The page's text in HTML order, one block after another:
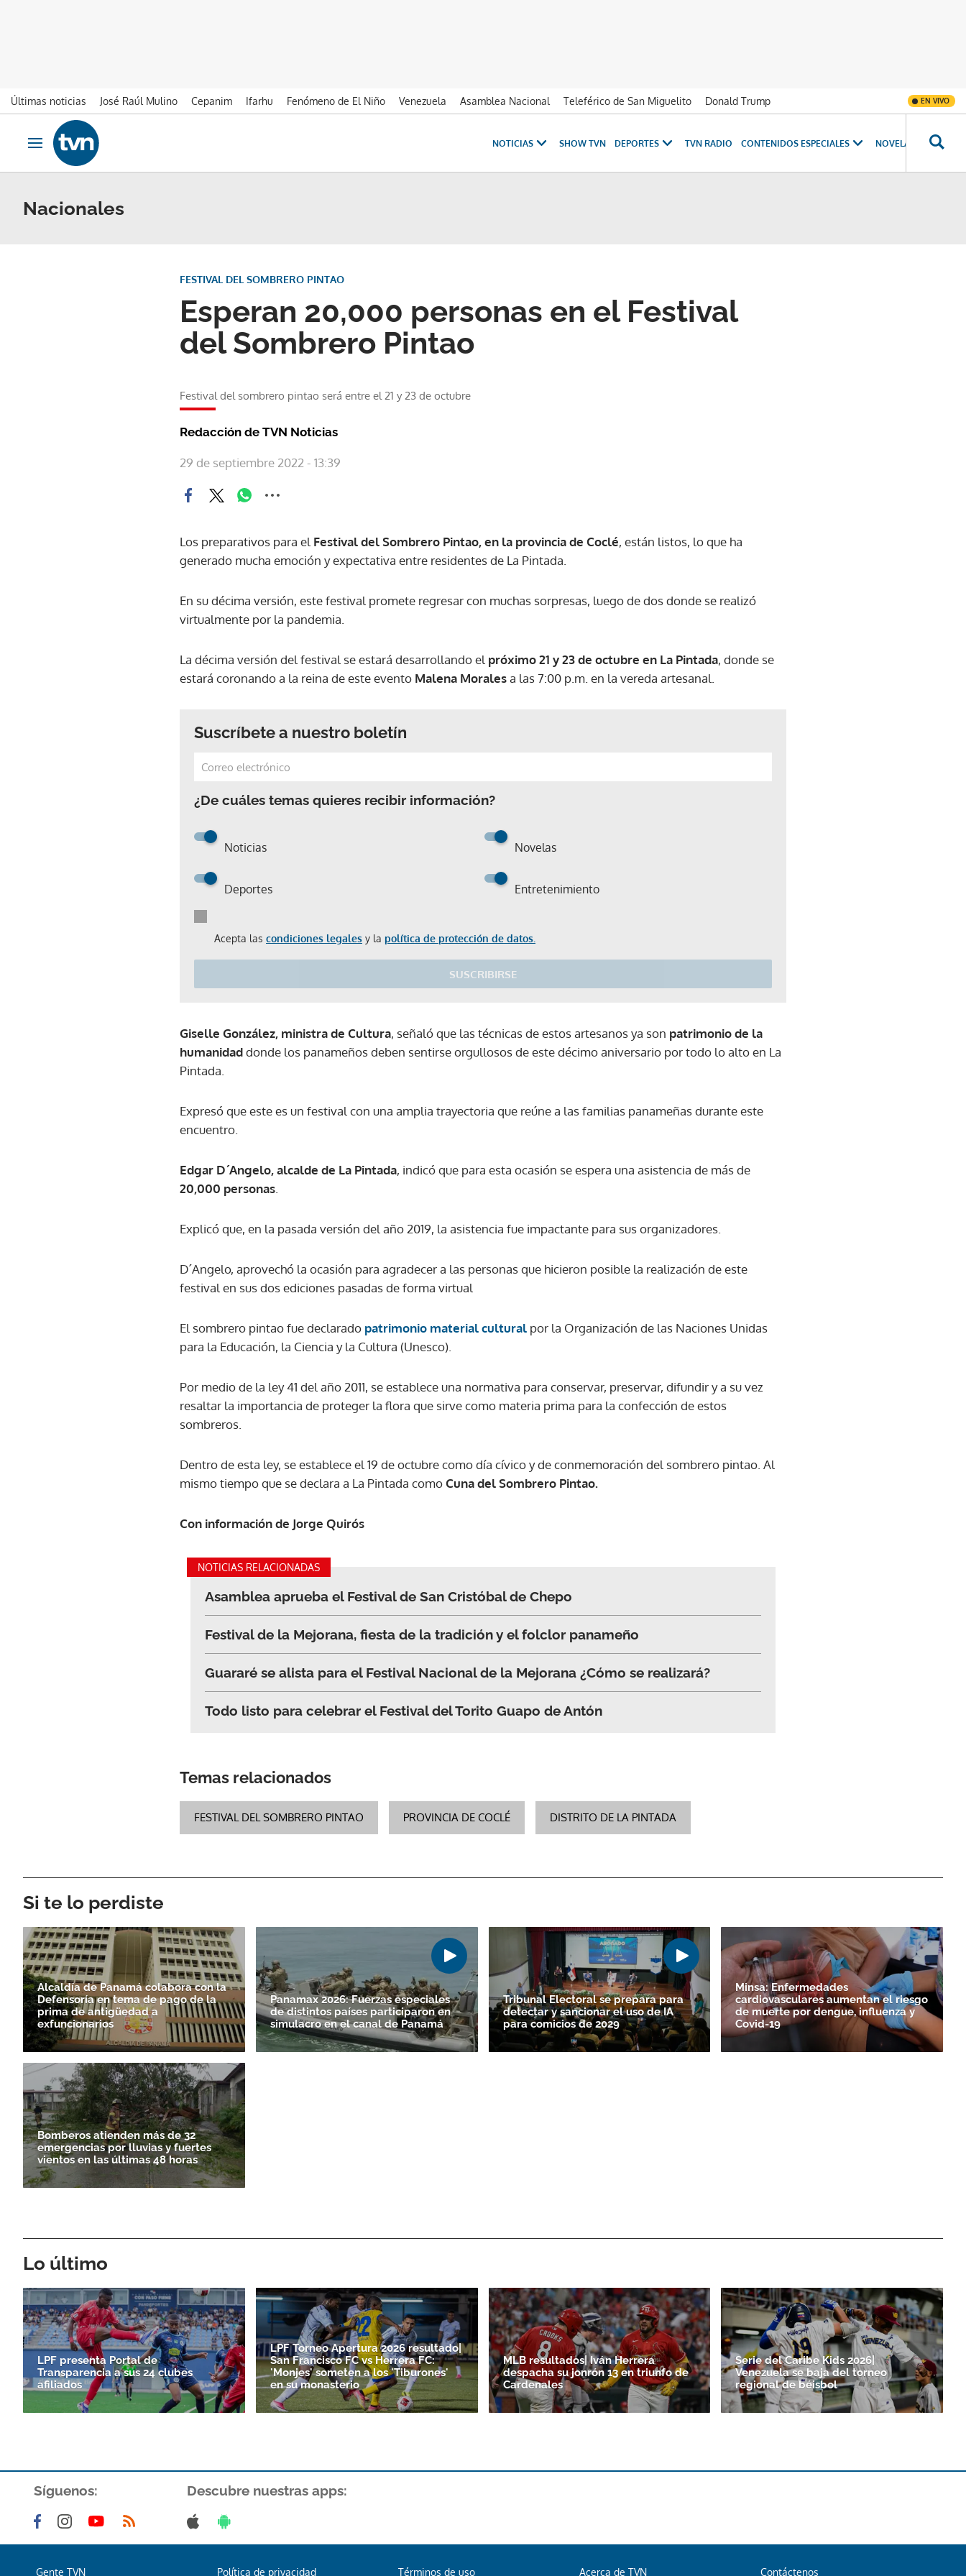
Últimas noticias José Raúl Mulino Cepanim Ifarhu Fenómeno de El Niño Venezuela Asamblea Nacional Teleférico de San Miguelito Donald Trump EN VIVO
Ir al contenido
Obrir navegació
NOTICIAS SHOW TVN DEPORTES TVN RADIO CONTENIDOS ESPECIALES NOVELAS
Nacionales
Esperan 20,000 personas en el Festival
del Sombrero Pintao
FESTIVAL DEL SOMBRERO PINTAO
Festival del sombrero pintao será entre el 21 y 23 de octubre
Redacción de TVN Noticias
29 de septiembre 2022 - 13:39
Los preparativos para el Festival del Sombrero Pintao, en la provincia de Coclé, están listos, lo que ha
generado mucha emoción y expectativa entre residentes de La Pintada.
En su décima versión, este festival promete regresar con muchas sorpresas, luego de dos donde se realizó
virtualmente por la pandemia.
La décima versión del festival se estará desarrollando el próximo 21 y 23 de octubre en La Pintada, donde se
estará coronando a la reina de este evento Malena Moralesa las 7:00 p.m. en la vereda artesanal.
Suscríbete a nuestro boletín
¿De cuáles temas quieres recibir información?
Noticias Novelas
Deportes Entretenimiento
Acepta las condiciones legales y la política de protección de datos.
SUSCRIBIRSE
Gracias por suscribirte a nuestro boletín.
ACEPTAR
Giselle González, ministra de Cultura, señaló que las técnicas de estos artesanos ya son patrimonio de la
humanidaddonde los panameños deben sentirse orgullosos de este décimo aniversario por todo lo alto en La
Pintada.
Expresó que este es un festival con una amplia trayectoria que reúne a las familias panameñas durante este
encuentro.
Edgar D´Angelo, alcalde de La Pintada, indicó que para esta ocasión se espera una asistencia de más de
20,000 personas
Explicó que, en la pasada versión del año 2019, la asistencia fue impactante para sus organizadores.
D´Angelo, aprovechó la ocasión para agradecer a las personas que hicieron posible la realización de este
festival en sus dos ediciones pasadas de forma virtual
El sombrero pintao fue declarado patrimonio material cultural por la Organización de las Naciones Unidas
para la Educación, la Ciencia y la Cultura (Unesco).
Por medio de la ley 41 del año 2011, se establece una normativa para conservar, preservar, difundir y a su vez
resaltar la importancia de proteger la flora que sirve como materia prima para la confección de estos
sombreros.
Dentro de esta ley, se establece el 19 de octubre como día cívico y de conmemoración del sombrero pintao. Al
mismo tiempo que se declara a La Pintada comoCuna del Sombrero Pintao.
Con información de Jorge Quirós
NOTICIAS RELACIONADAS
Asamblea aprueba el Festival de San Cristóbal de Chepo
Festival de la Mejorana, fiesta de la tradición y el folclor panameño
Guararé se alista para el Festival Nacional de la Mejorana ¿Cómo se realizará?
Todo listo para celebrar el Festival del Torito Guapo de Antón
Temas relacionados
FESTIVAL DEL SOMBRERO PINTAO PROVINCIA DE COCLÉ DISTRITO DE LA PINTADA
Si te lo perdiste
Alcaldía de Panamá colabora con la
Defensoría en tema de pago de la
prima de antigüedad a
exfuncionarios
Panamax 2026: Fuerzas especiales
de distintos países participaron en
simulacro en el canal de Panamá
Tribunal Electoral se prepara para
detectar y sancionar el uso de IA
para comicios de 2029
Minsa: Enfermedades
cardiovasculares aumentan el riesgo
de muerte por dengue, influenza y
Covid-19
Bomberos atienden más de 32
emergencias por lluvias y fuertes
vientos en las últimas 48 horas
Lo último
LPF presenta Portal de
Transparencia a sus 24 clubes
afiliados
LPF Torneo Apertura 2026 resultado|
San Francisco FC vs Herrera FC:
'Monjes' someten a los 'Tiburones'
en su monasterio
MLB resultados| Iván Herrera
despacha su jonrón 13 en triunfo de
Cardenales
Serie del Caribe Kids 2026|
Venezuela se baja del torneo
regional de béisbol
Síguenos: Descubre nuestras apps:
Gente TVN Política de privacidad Términos de uso Acerca de TVN Contáctenos